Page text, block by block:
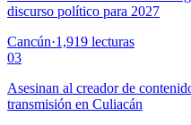
discurso político para 2027
Cancún·1,919 lecturas
03
Asesinan al creador de
transmisión en Culiacán